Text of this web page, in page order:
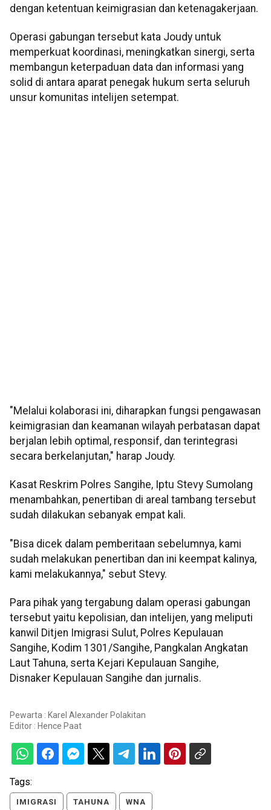
dengan ketentuan keimigrasian dan ketenagakerjaan.
Operasi gabungan tersebut kata Joudy untuk
memperkuat koordinasi, meningkatkan sinergi, serta
membangun keterpaduan data dan informasi yang
solid di antara aparat penegak hukum serta seluruh
unsur komunitas intelijen setempat.
"Melalui kolaborasi ini, diharapkan fungsi pengawasan
keimigrasian dan keamanan wilayah perbatasan dapat
berjalan lebih optimal, responsif, dan terintegrasi
secara berkelanjutan," harap Joudy.
Kasat Reskrim Polres Sangihe, Iptu Stevy Sumolang
menambahkan, penertiban di areal tambang tersebut
sudah dilakukan sebanyak empat kali.
"Bisa dicek dalam pemberitaan sebelumnya, kami
sudah melakukan penertiban dan ini keempat kalinya,
kami melakukannya," sebut Stevy.
Para pihak yang tergabung dalam operasi gabungan
tersebut yaitu kepolisian, dan intelijen, yang meliputi
kanwil Ditjen Imigrasi Sulut, Polres Kepulauan
Sangihe, Kodim 1301/Sangihe, Pangkalan Angkatan
Laut Tahuna, serta Kejari Kepulauan Sangihe,
Disnaker Kepulauan Sangihe dan jurnalis.
Pewarta : Karel Alexander Polakitan
Editor : Hence Paat
Tags:
IMIGRASI TAHUNA WNA